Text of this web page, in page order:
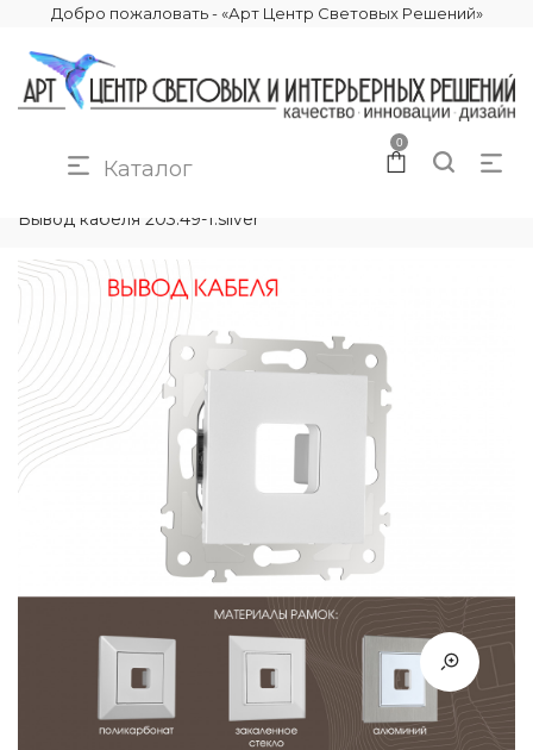
Добро пожаловать - «Арт Центр Световых Решений»
Каталог
0
Вывод кабеля 203.49-1.silver